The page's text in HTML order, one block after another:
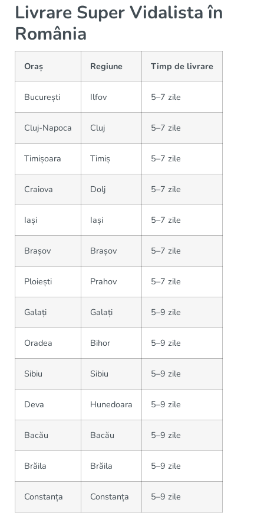
Livrare Super Vidalista în
România
Oraș Regiune Timp de livrare
București Ilfov 5–7 zile
Cluj-Napoca Cluj 5–7 zile
Timișoara Timiș 5–7 zile
Craiova Dolj 5–7 zile
Iași Iași 5–7 zile
Brașov Brașov 5–7 zile
Ploiești Prahov 5–7 zile
Galați Galați 5–9 zile
Oradea Bihor 5–9 zile
Sibiu Sibiu 5–9 zile
Deva Hunedoara 5–9 zile
Bacău Bacău 5–9 zile
Brăila Brăila 5–9 zile
Constanța Constanța 5–9 zile